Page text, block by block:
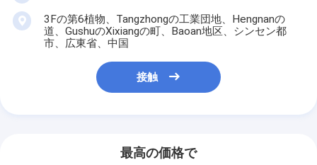
3Fの第6植物、Tangzhongの工業団地、Hengnanの
道、GushuのXixiangの町、Baoan地区、シンセン都
市、広東省、中国
接触
最高の価格で